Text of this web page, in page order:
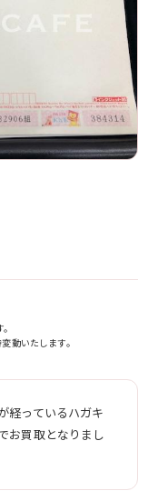
動いたします。
経っているハガキ
お買取となりまし